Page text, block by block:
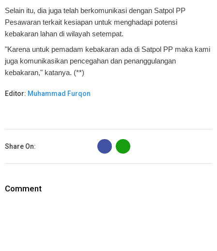
Selain itu, dia juga telah berkomunikasi dengan Satpol PP
Pesawaran terkait kesiapan untuk menghadapi potensi
kebakaran lahan di wilayah setempat.
"Karena untuk pemadam kebakaran ada di Satpol PP maka kami
juga komunikasikan pencegahan dan penanggulangan
kebakaran," katanya. (**)
Editor: Muhammad Furqon
Share On:
B
Comment